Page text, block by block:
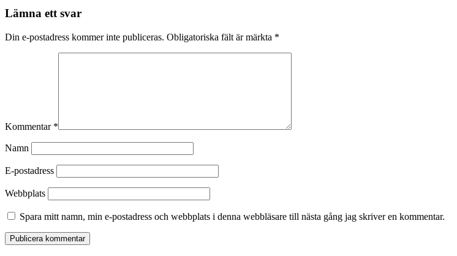
Lämna ett svar
Din e-postadress kommer inte publiceras. Obligatoriska fält är märkta *
Kommentar *
Namn
E-postadress
Webbplats
Spara mitt namn, min e-postadress och webbplats i denna webbläsare till nästa gång jag skriver en kommentar.